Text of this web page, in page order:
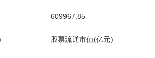
609967.85
股票流通市值(亿元)